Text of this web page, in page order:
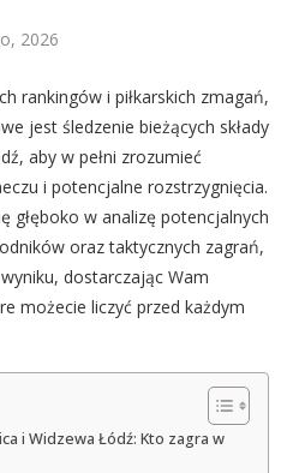
2026
rankingów i piłkarskich zmagań,
jest śledzenie bieżących składy
aby w pełni zrozumieć
i potencjalne rozstrzygnięcia.
głęboko w analizę potencjalnych
oraz taktycznych zagrań,
dostarczając Wam
możecie liczyć przed każdym
i Widzewa Łódź: Kto zagra w